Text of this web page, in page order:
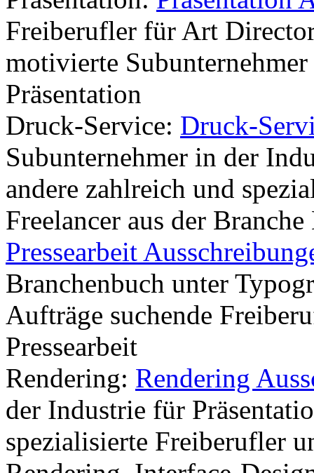
Freiberufler für Art
motivierte
Präsentation
Druck-Service: Druck-
Subunternehmer in der
andere zahlreich und
Freelancer aus der
Pressearbeit
Branchenbuch unter
Aufträge suchende
Pressearbeit
Rendering: Rendering
der Industrie für
spezialisierte Freiberufler